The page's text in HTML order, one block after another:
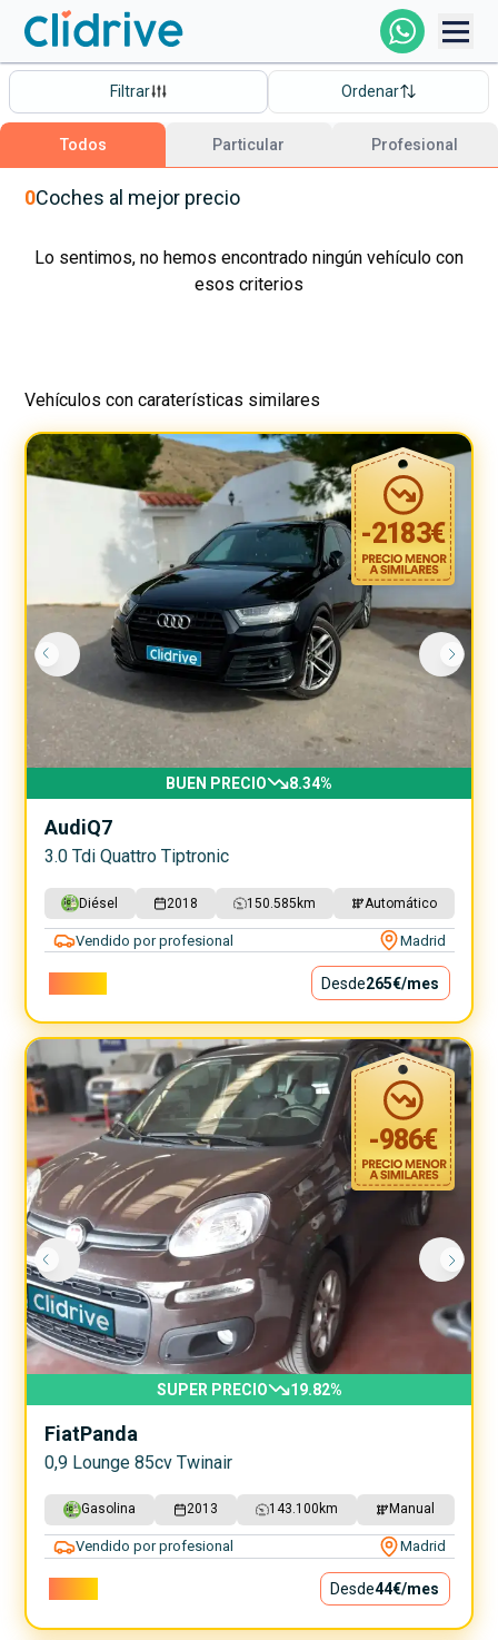
Comprar Coche
Todos Los Coches
Profesional
Particular
Clidrive
Filtrar Ordenar
Todos Particular Profesional
0Coches al mejor precio
Lo sentimos, no hemos encontrado ningún vehículo con
esos criterios
Vehículos con caraterísticas similares
-2183€
BUEN PRECIO 8.34%
AudiQ7
3.0 Tdi Quattro Tiptronic
Diésel 2018 150.585 km Automático
Vendido por profesional Madrid
Desde265€/mes
-986€
SUPER PRECIO 19.82%
FiatPanda
0,9 Lounge 85cv Twinair
Gasolina 2013 143.100 km Manual
Vendido por profesional Madrid
Desde44€/mes